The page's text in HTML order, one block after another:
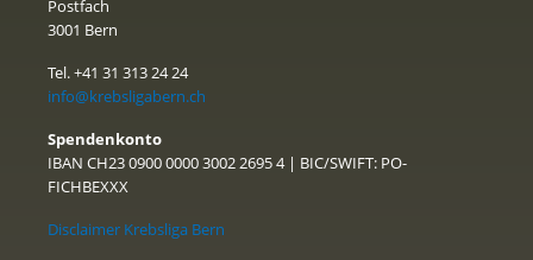
Postfach
3001 Bern
Tel. +41 31 313 24 24
info@krebsligabern.ch
Spendenkonto
IBAN CH23 0900 0000 3002 2695 4 | BIC/SWIFT: PO-
FICHBEXXX
Disclaimer Krebsliga Bern